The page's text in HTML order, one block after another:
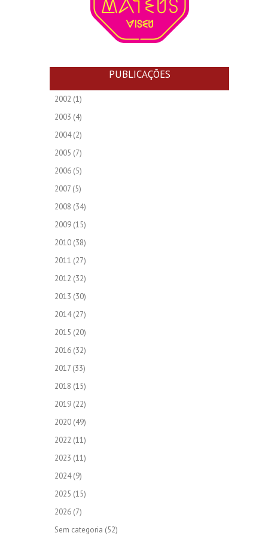
PUBLICAÇÕES
2002 (1)
2003 (4)
2004(2)
2005 (7)
2006 (5)
2007 (5)
2008 (34)
2009 (15)
2010 (38)
2011 (27)
2012 (32)
2013 (30)
2014(27)
2015 (20)
2016 (32)
2017 (33)
2018 (15)
2019 (22)
2020 (49)
2022 (11)
2023 (11)
2024(9)
2025 (15)
2026 (7)
Sem categoria (52)